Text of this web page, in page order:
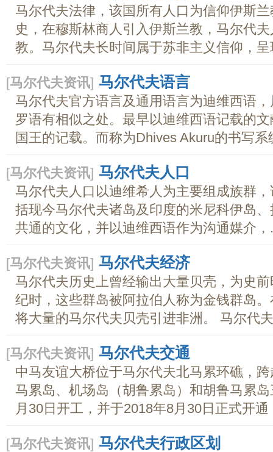
马尔代夫法律，该国所有人口为信仰伊斯
史，在穆斯林商人引入伊斯兰教，马尔代
教。马尔代夫长时间属于苏非主义信仰，
[马尔代夫资讯] 马尔代夫语言
马尔代夫官方语言及通用语言为迪维西语
罗语有相似之处。最早以迪维西语记载的
国王的记载。而称为Dhives Akuru的书写系
[马尔代夫资讯] 马尔代夫人口
马尔代夫人口以迪维希人为主要组成族群
括现今马尔代夫诸岛及印度的米尼科伊岛
共通的文化，并以迪维西语作为沟通媒介，
[马尔代夫资讯] 马尔代夫经济
马尔代夫历史上曾经输出大量贝壳，为史
纪时，这些群岛被阿拉伯人称为金钱群岛
将大量的马尔代夫贝壳引进非洲。 马尔代
[马尔代夫资讯] 马尔代夫交通
中马友谊大桥位于马尔代夫北马累环礁，
马累岛、机场岛（胡鲁累岛）和胡鲁马累
月30日开工，并于2018年8月30日正式开
[马尔代夫资讯] 马尔代夫行政区划